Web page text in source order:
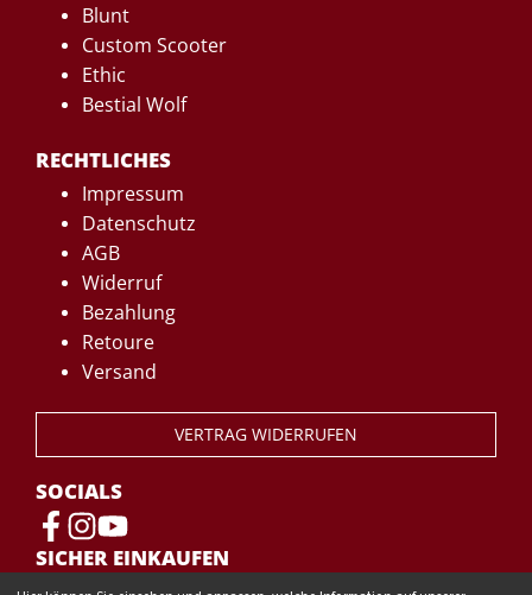
Blunt
Custom Scooter
Ethic
Bestial Wolf
RECHTLICHES
Impressum
Datenschutz
AGB
Widerruf
Bezahlung
Retoure
Versand
VERTRAG WIDERRUFEN
SOCIALS
SICHER EINKAUFEN